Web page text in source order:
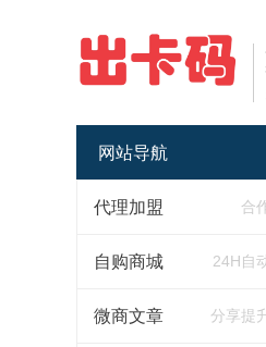
网站导航
代理加盟 合
自购商城 24H自
微商文章 分享提